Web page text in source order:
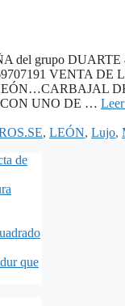
grupo DUARTE
VENTA
UNO DE …
, LEÓN, Lujo,
de
que